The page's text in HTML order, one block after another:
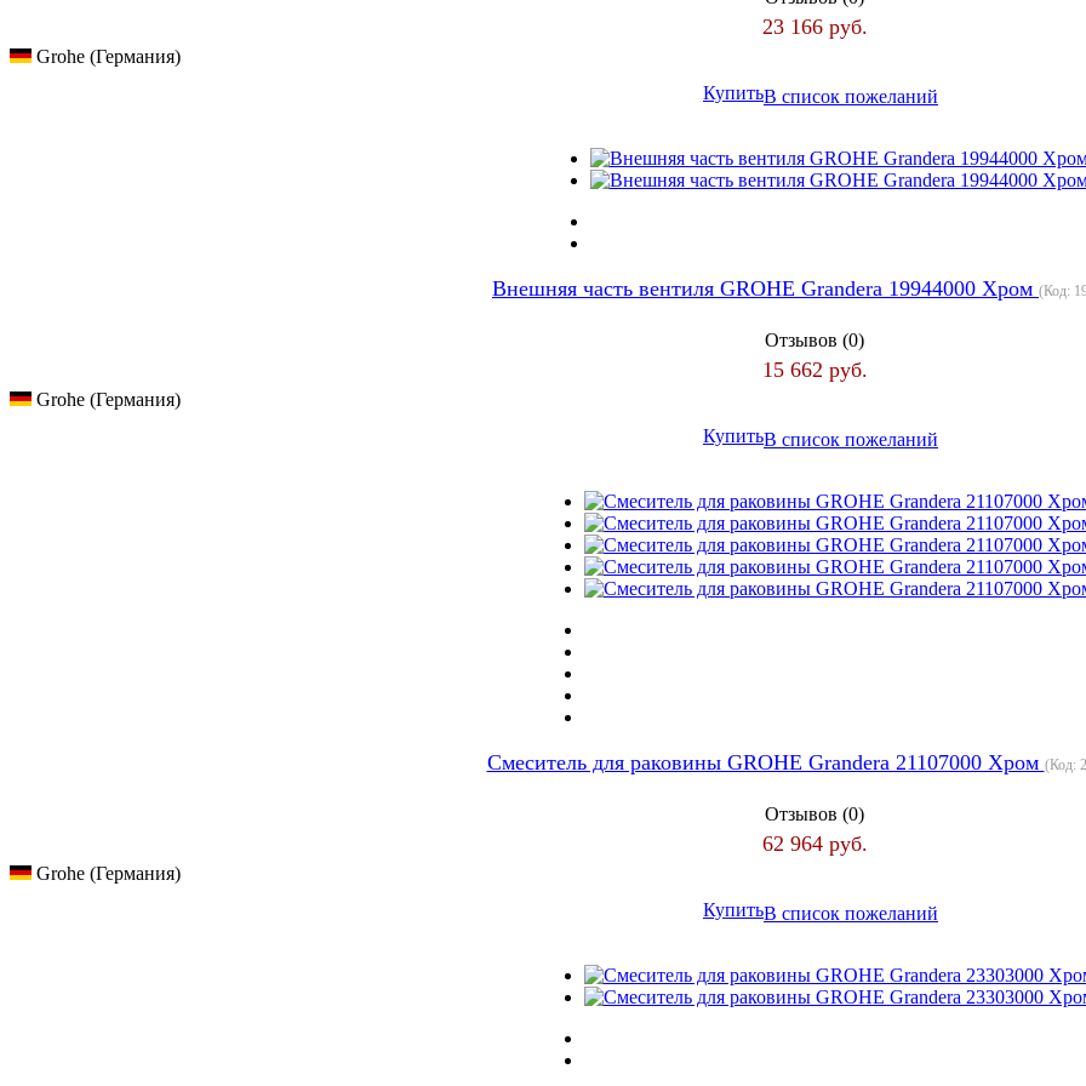
23 166 руб.
Grohe (Германия)
КупитьВ список пожеланий
Внешняя часть вентиля GROHE Grandera 19944000 Хром (Код:
Отзывов (0)
15 662 руб.
Grohe (Германия)
КупитьВ список пожеланий
Смеситель для раковины GROHE Grandera 21107000 Хром (Код:
Отзывов (0)
62 964 руб.
Grohe (Германия)
КупитьВ список пожеланий